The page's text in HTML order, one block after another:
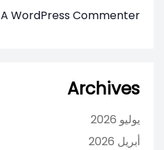
A WordPress Commenter
Archives
يوليو 2026
أبريل 2026